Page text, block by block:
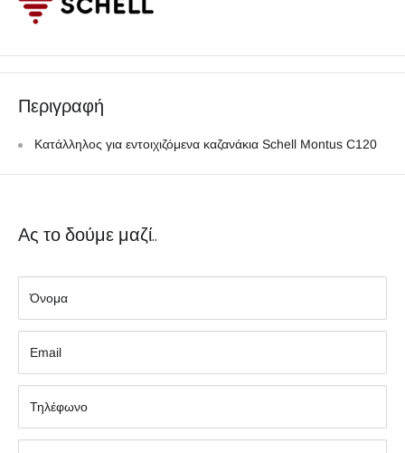
Περιγραφή
Κατάλληλος για εντοιχιζόμενα καζανάκια Schell Montus C120
Ας το δούμε μαζί..
Όνομα
Εmail
Τηλέφωνο